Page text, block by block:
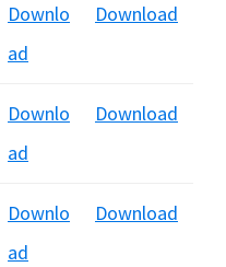
Downlo
ad
Download
Downlo
ad
Download
Downlo
ad
Download